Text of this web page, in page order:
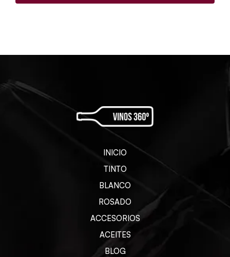
INICIO
TINTO
BLANCO
ROSADO
ACCESORIOS
ACEITES
BLOG